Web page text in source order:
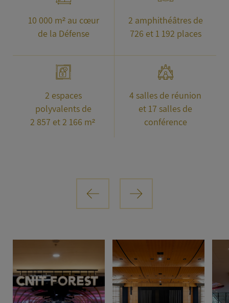
10 000 m² au cœur
de la Défense
2 amphithéâtres de
726 et 1 192 places
2 espaces
polyvalents de
2 857 et 2 166 m²
4 salles de réunion
et 17 salles de
conférence